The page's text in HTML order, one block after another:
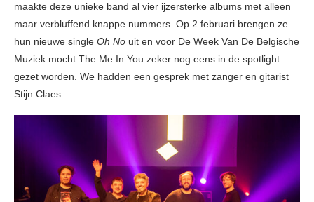
maakte deze unieke band al vier ijzersterke albums met alleen
maar verbluffend knappe nummers. Op 2 februari brengen ze
hun nieuwe single Oh No uit en voor De Week Van De Belgische
Muziek mocht The Me In You zeker nog eens in de spotlight
gezet worden. We hadden een gesprek met zanger en gitarist
Stijn Claes.